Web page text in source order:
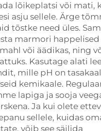
lõikeplatsi või mati,
asju sellele. Ärge
tõstke need üles.
marmori happelised
või äädikas, ning
Kasutage alati
mille pH on
kemikaale.
lapiga ja sooja
Ja kui olete
sellele, kuidas
võib see säilida